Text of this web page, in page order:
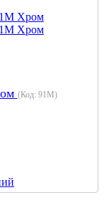
(Код: 91M)